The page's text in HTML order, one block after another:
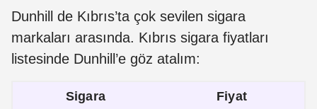
Dunhill de Kıbrıs’ta çok sevilen sigara
markaları arasında. Kıbrıs sigara fiyatları
listesinde Dunhill’e göz atalım:
Sigara Fiyat